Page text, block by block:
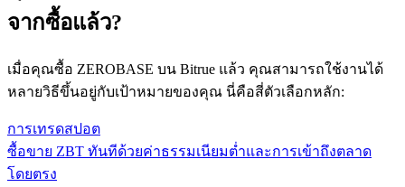
จากซื้อแล้ว?
เมื่อคุณซื้อ ZEROBASE บน Bitrue แล้ว คุณสามารถใช้งานได้
หลายวิธีขึ้นอยู่กับเป้าหมายของคุณ นี่คือสี่ตัวเลือกหลัก:
การเทรดสปอต
ซื้อขาย ZBT ทันทีด้วยค่าธรรมเนียมต่ำและการเข้าถึงตลาด
โดยตรง